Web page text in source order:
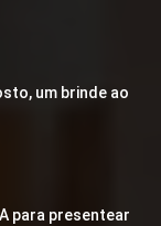
um brinde ao
para presentear